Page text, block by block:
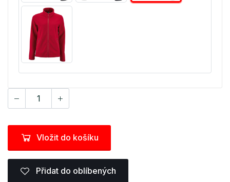
Vložit do košíku
Přidat do oblíbených